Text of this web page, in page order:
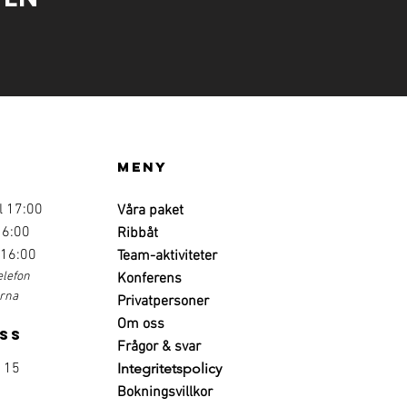
17:00
15
Meny
Våra paket
Ribbåt
Team-aktiviteter
Konferens
Privatpersoner
Om oss
Frågor & svar
Integritetspolicy
Bokningsvillkor